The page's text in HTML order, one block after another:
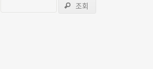
조회